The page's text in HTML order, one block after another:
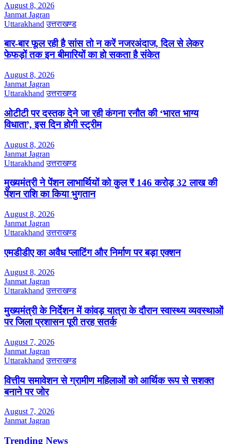
August 8, 2026
Janmat Jagran
Uttarakhand उत्तराखण्ड
बार-बार फूल रही है सांस तो न करें नजरअंदाज, दिल से लेकर
फेफड़ों तक इन बीमारियों का हो सकता है संकेत
August 8, 2026
Janmat Jagran
Uttarakhand उत्तराखण्ड
ओटीटी पर दस्तक देने जा रही कंगना रनौत की ‘भारत भाग्य
विधाता’, इस दिन होगी स्ट्रीम
August 8, 2026
Janmat Jagran
Uttarakhand उत्तराखण्ड
मुख्यमंत्री ने पेंशन लाभार्थियों को कुल ₹ 146 करोड़ 32 लाख की
पेंशन राशि का किया भुगतान
August 8, 2026
Janmat Jagran
Uttarakhand उत्तराखण्ड
एमडीडीए का अवैध प्लाटिंग और निर्माण पर बड़ा एक्शन
August 8, 2026
Janmat Jagran
Uttarakhand उत्तराखण्ड
मुख्यमंत्री के निर्देशन में कांवड़ यात्रा के दौरान स्वास्थ्य व्यवस्थाओं
पर जिला प्रशासन पूरी तरह सतर्क
August 7, 2026
Janmat Jagran
Uttarakhand उत्तराखण्ड
वित्तीय समावेशन से ग्रामीण महिलाओं को आर्थिक रूप से सशक्त
बनाने पर जोर
August 7, 2026
Janmat Jagran
Trending News